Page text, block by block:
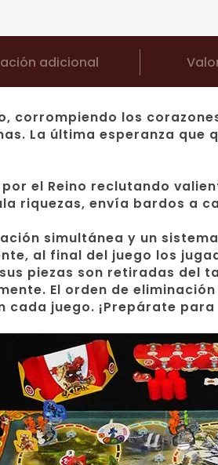
adicional
corrompiendo los
La última esperanza
el Reino reclutando
riquezas, envía bardos a
simultánea y un
al final del juego los
piezas son retiradas
El orden de
cada juego. ¡Prepárate